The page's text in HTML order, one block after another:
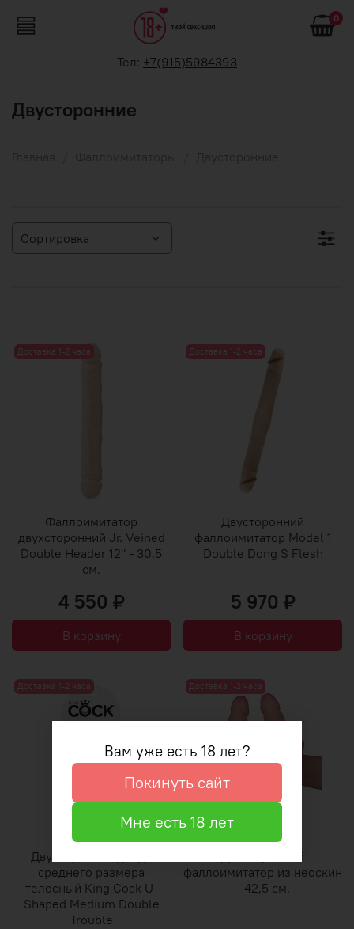
0
Тел: +7(915)5984393
Двусторонние
Доставка 1-2 часа
Фаллоимитатор
двухсторонний Jr. Veined
Double Header 12" - 30,5
см.
4 550 ₽
В корзину
Доставка 1-2 часа
Двусторонний
фаллоимитатор Model 1
Double Dong S Flesh
5 970 ₽
В корзину
Доставка 1-2 часа
Двусторонний дилдо
среднего размера
телесный King Cock U-
Shaped Medium Double
Trouble
Доставка 1-2 часа
Двусторонний
фаллоимитатор из неоскин
- 42,5 см.
Вам уже есть 18 лет?
Покинуть сайт
Мне есть 18 лет